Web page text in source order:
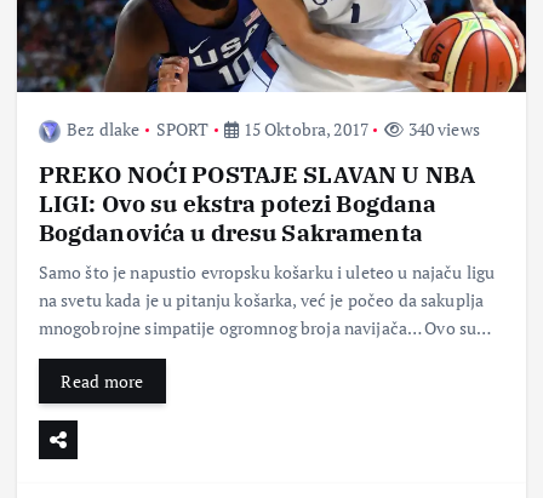
Bez dlake SPORT 15 Oktobra, 2017 340 views
PREKO NOĆI POSTAJE SLAVAN U NBA
LIGI: Ovo su ekstra potezi Bogdana
Bogdanovića u dresu Sakramenta
Samo što je napustio evropsku košarku i uleteo u najaču ligu
na svetu kada je u pitanju košarka, već je počeo da sakuplja
mnogobrojne simpatije ogromnog broja navijača… Ovo su…
Read more